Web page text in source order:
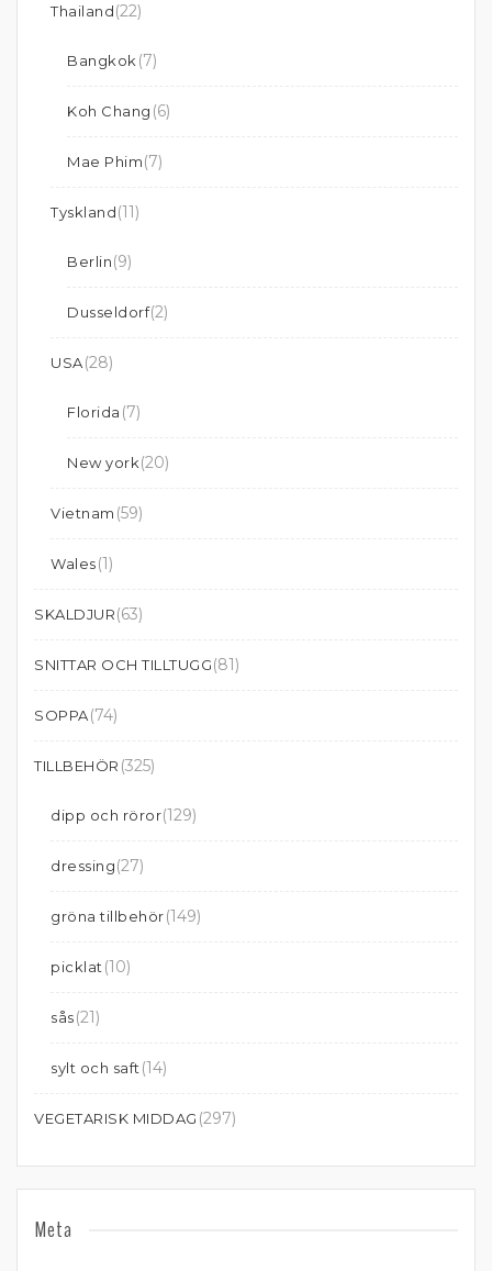
Thailand(22)
Bangkok (7)
Koh Chang (6)
Mae Phim(7)
Tyskland(11)
Berlin(9)
Dusseldorf(2)
USA(28)
Florida (7)
New york(20)
Vietnam (59)
Wales(1)
SKALDJUR(63)
SNITTAR OCH TILLTUGG(81)
SOPPA(74)
TILLBEHÖR (325)
dipp och röror(129)
dressing(27)
gröna tillbehör(149)
picklat (10)
sås(21)
sylt och saft (14)
VEGETARISK MIDDAG (297)
Meta